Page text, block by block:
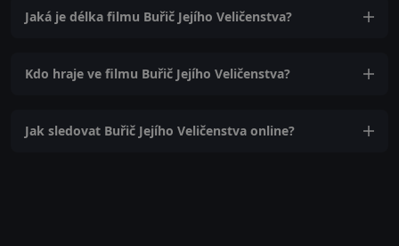
Jaká je délka filmu Buřič Jejího Veličenstva?
Kdo hraje ve filmu Buřič Jejího Veličenstva?
Jak sledovat Buřič Jejího Veličenstva online?